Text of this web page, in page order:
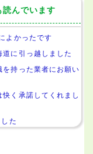
んでいます
よかったです
に引っ越しました
持った業者にお願い
く承諾してくれまし
た